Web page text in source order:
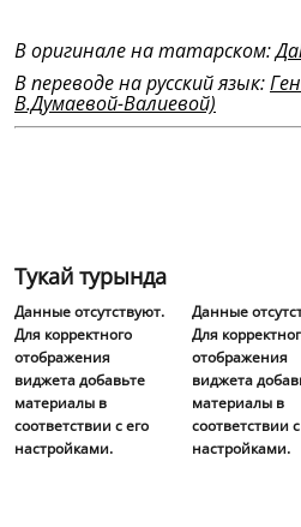
В оригинале на татарском:
В переводе на русский язык:
В.Думаевой-Валиевой)
Тукай турында
Данные отсутствуют.
Для корректного
отображения
виджета добавьте
материалы в
соответствии с его
настройками.
Данные
Для
отображения
виджета
материалы в
соответствии
настройками.